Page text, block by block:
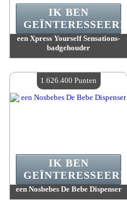
een Xpress Yourself Sensations-
badgehouder
Beschikbare hoeveelheid :4
IK BEN
GEÏNTERESSEERD.
een Nosbebes De Bebe Dispenser
IK BEN
GEÏNTERESSEERD.
1.626.400 Punten